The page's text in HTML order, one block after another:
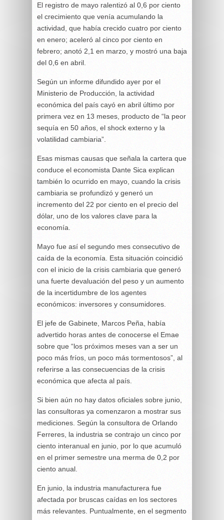
El registro de mayo ralentizó al 0,6 por ciento
el crecimiento que venía acumulando la
actividad, que había crecido cuatro por ciento
en enero; aceleró al cinco por ciento en
febrero; anotó 2,1 en marzo, y mostró una baja
del 0,6 en abril.
Según un informe difundido ayer por el
Ministerio de Producción, la actividad
económica del país cayó en abril último por
primera vez en 13 meses, producto de “la peor
sequía en 50 años, el shock externo y la
volatilidad cambiaria”.
Esas mismas causas que señala la cartera que
conduce el economista Dante Sica explican
también lo ocurrido en mayo, cuando la crisis
cambiaria se profundizó y generó un
incremento del 22 por ciento en el precio del
dólar, uno de los valores clave para la
economía.
Mayo fue así el segundo mes consecutivo de
caída de la economía. Esta situación coincidió
con el inicio de la crisis cambiaria que generó
una fuerte devaluación del peso y un aumento
de la incertidumbre de los agentes
económicos: inversores y consumidores.
El jefe de Gabinete, Marcos Peña, había
advertido horas antes de conocerse el Emae
sobre que “los próximos meses van a ser un
poco más fríos, un poco más tormentosos”, al
referirse a las consecuencias de la crisis
económica que afecta al país.
Si bien aún no hay datos oficiales sobre junio,
las consultoras ya comenzaron a mostrar sus
mediciones. Según la consultora de Orlando
Ferreres, la industria se contrajo un cinco por
ciento interanual en junio, por lo que acumuló
en el primer semestre una merma de 0,2 por
ciento anual.
En junio, la industria manufacturera fue
afectada por bruscas caídas en los sectores
más relevantes. Puntualmente, en el segmento